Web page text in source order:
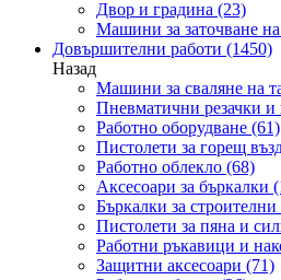
Двор и градина (23)
Машини за заточване на
Довършителни работи (1450)
Назад
Машини за сваляне на
Пневматични резачки и
Работно оборудване (61)
Пистолети за горещ
Работно облекло (68)
Аксесоари за бъркалки
Бъркалки за строителни
Пистолети за пяна и
Работни ръкавици и
Защитни аксесоари (71)